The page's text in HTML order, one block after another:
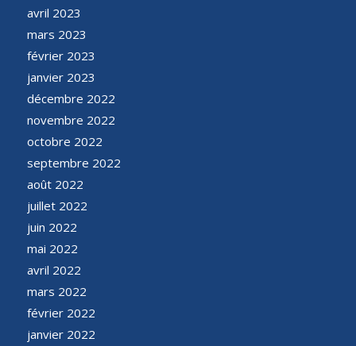
avril 2023
mars 2023
février 2023
janvier 2023
décembre 2022
novembre 2022
octobre 2022
septembre 2022
août 2022
juillet 2022
juin 2022
mai 2022
avril 2022
mars 2022
février 2022
janvier 2022